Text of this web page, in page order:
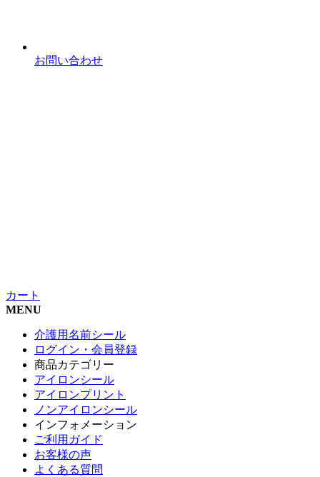
お問い合わせ
カート
MENU
介護用名前シール
ログイン・会員登録
商品カテゴリー
アイロンシール
アイロンプリント
ノンアイロンシール
インフォメーション
ご利用ガイド
お客様の声
よくある質問